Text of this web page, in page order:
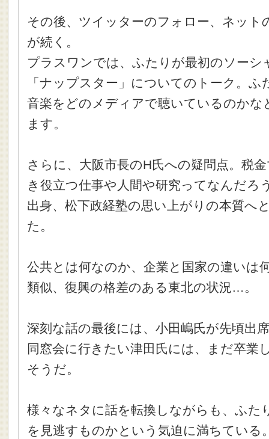
その後、ツイッターのフォロー、ネット
が続く。
プラスワンでは、ふたりが最初のソーシ
「ナップスター」についてのトーク。
音楽をどのメディアで聴いているのかな
ます。
さらに、大阪市長のH氏への疑問点。税
き役立つ仕事や人間や研究ってなんだろ
出身、松下政経塾の思い上がりの本質へ
た。
公共とは何なのか、企業と国家の違いは
類似、復興の格差のある東北の状況…。
深刻な話の最後には、小田嶋氏が先頃出
同窓会に行きたい津田氏には、まだ卒業
そうだ。
様々なネタに話を転換しながらも、ふた
を見逃すものかという気迫に満ちている